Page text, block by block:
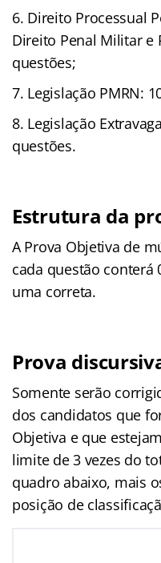
Direito Processual
Direito Penal Militar e
questões;
Legislação PMRN:
Legislação
questões.
Estrutura da
A Prova Objetiva de
cada questão conterá
uma correta.
Prova
Somente serão
dos candidatos que
Objetiva e que
limite de 3 vezes do
quadro abaixo, mais
posição de